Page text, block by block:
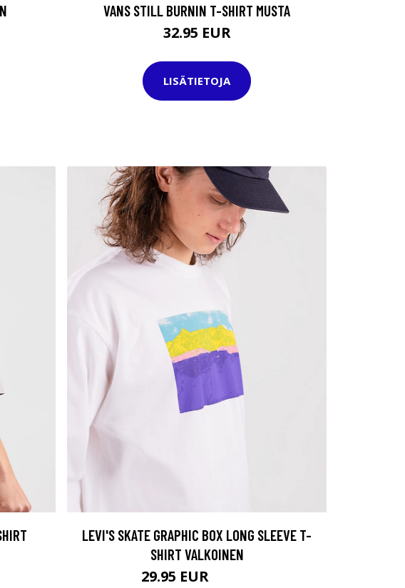
VANS STILL BURNIN T-SHIRT MUSTA
32.95 EUR
LISÄTIETOJA
LEVI'S SKATE GRAPHIC BOX LONG SLEEVE T-
SHIRT VALKOINEN
29.95 EUR